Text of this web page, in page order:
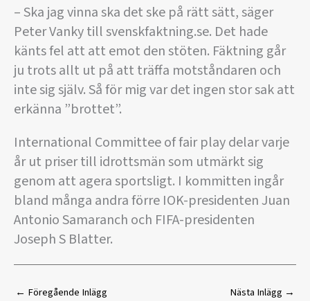
– Ska jag vinna ska det ske på rätt sätt, säger
Peter Vanky till svenskfaktning.se. Det hade
känts fel att att emot den stöten. Fäktning går
ju trots allt ut på att träffa motståndaren och
inte sig själv. Så för mig var det ingen stor sak att
erkänna ”brottet”.
International Committee of fair play delar varje
år ut priser till idrottsmän som utmärkt sig
genom att agera sportsligt. I kommitten ingår
bland många andra förre IOK-presidenten Juan
Antonio Samaranch och FIFA-presidenten
Joseph S Blatter.
← Föregående Inlägg Nästa Inlägg →